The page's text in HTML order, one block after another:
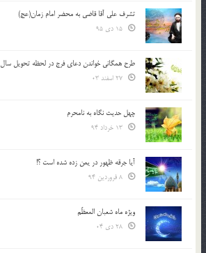
تشرف علي آقا قاضي به محضر امام زمان(عج)
طرح همگانی خواندن دعای فرج در لحظه تحویل سال
چهل حدیث نگاه به نامحرم
آیا جرقه ظهور در یمن زده شده است ؟!
ویژه ماه شعبان المعظّم